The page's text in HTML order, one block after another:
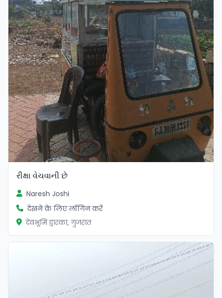
રીક્ષા વેચવાની છે
Naresh Joshi
देखने के लिए लॉगिन करें
देवभूमि द्वारका, गुजरात